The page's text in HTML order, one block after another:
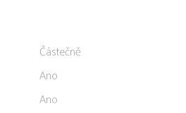
Částečně
Ano
Ano